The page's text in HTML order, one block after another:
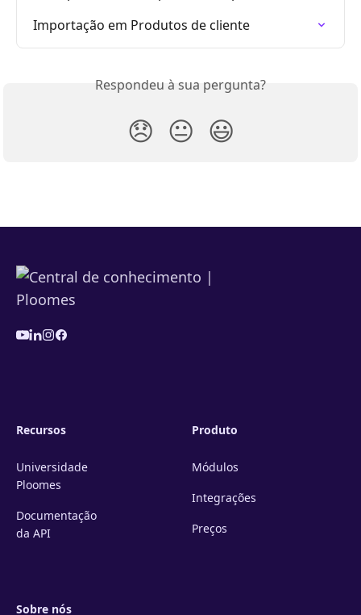
Importação em Produtos de cliente
Respondeu à sua pergunta?
😞 😐 😃
Recursos
Universidade
Ploomes
Documentação
da API
Produto
Módulos
Integrações
Preços
Sobre nós